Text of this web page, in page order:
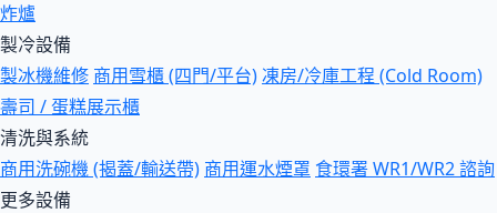
炸爐
製冷設備
製冰機維修 商用雪櫃 (四門/平台)凍房/冷庫工程 (Cold Room)
壽司 / 蛋糕展示櫃
清洗與系統
商用洗碗機 (揭蓋/輸送帶) 商用運水煙罩 食環署 WR1/WR2 諮詢
更多設備